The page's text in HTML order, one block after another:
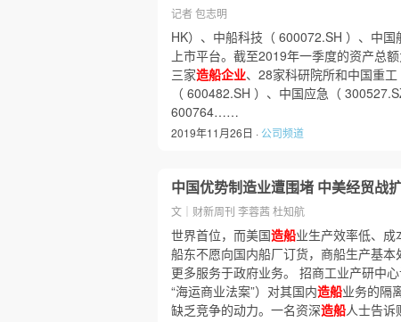
记者 包志明
HK）、中船科技（ 600072.SH ）、中
上市平台。截至2019年一季度的资产总
三家造船企业、28家科研院所和中国重
（ 600482.SH ）、中国应急（
600764……
2019年11月26日 · 公司频道
中国优势制造业遭围堵 中美经贸战
文｜财新周刊 李蓉茜 杜知航
世界首位，而美国造船业生产效率低、
船东不愿向国内船厂订货，商船生产基本
更多服务于政府业务。 招商工业产研中
“海运商业法案”）对其国内造船业务的隔
缺乏竞争的动力。一名资深造船人士告